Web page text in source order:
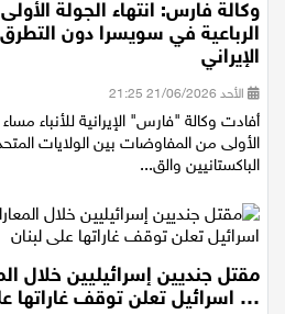
وكالة فارس: انتهاء الجولة
الرباعية في سويسرا دون
الإيراني
الأحد 21/06/2026 21:25
أفادت وكالة "فارس" الإيرانية للأنباء مساء
الأولى من المفاوضات بين الولايات
الباكستانيين والق...
مقتل جنديين إسرائيليين خلال
… اسرائيل تعلن توقف غاراتها